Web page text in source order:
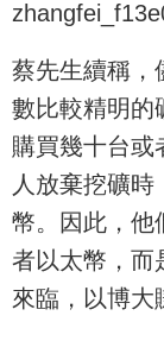
蔡先生續稱，
數比較精明的
購買幾十台或
人放棄挖礦
幣。因此，他
者以太幣，而
來臨，以博大